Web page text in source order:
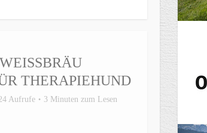
S
THERAPIEHUND
Aufrufe 3 Minuten zum Lesen